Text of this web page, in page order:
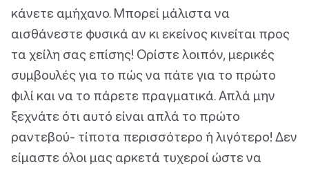
κάνετε αμήχανο. Μπορεί μάλιστα να
αισθάνεστε φυσικά αν κι εκείνος κινείται προς
τα χείλη σας επίσης! Ορίστε λοιπόν, μερικές
συμβουλές για το πώς να πάτε για το πρώτο
φιλί και να το πάρετε πραγματικά. Απλά μην
ξεχνάτε ότι αυτό είναι απλά το πρώτο
ραντεβού- τίποτα περισσότερο ή λιγότερο! Δεν
είμαστε όλοι μας αρκετά τυχεροί ώστε να